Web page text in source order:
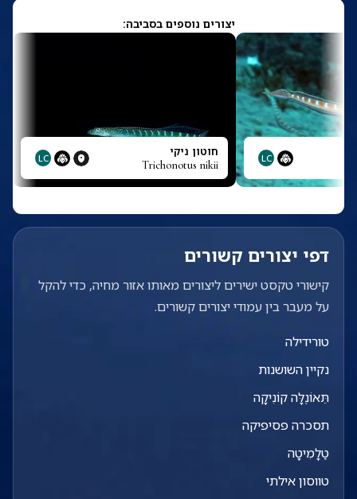
יצורים נוספים בסביבה:
LC חוטון ניקי
Trichonotus nikii
LC
דפי יצורים קשורים
קישורי טקסט ישירים ליצורים מאותו אזור מחיה, כדי להקל
על מעבר בין עמודי יצורים קשורים.
טורידילה
נקיין השושנות
תֵּאוֹנֶלָּה קוֹנִיקָה
תסכרה פסיפיקה
טַלָמִיטָה
טווסון אילתי